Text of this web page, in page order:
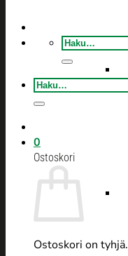
Etsi:
Etsi:
0
Ostoskori
Ostoskori on tyhjä.